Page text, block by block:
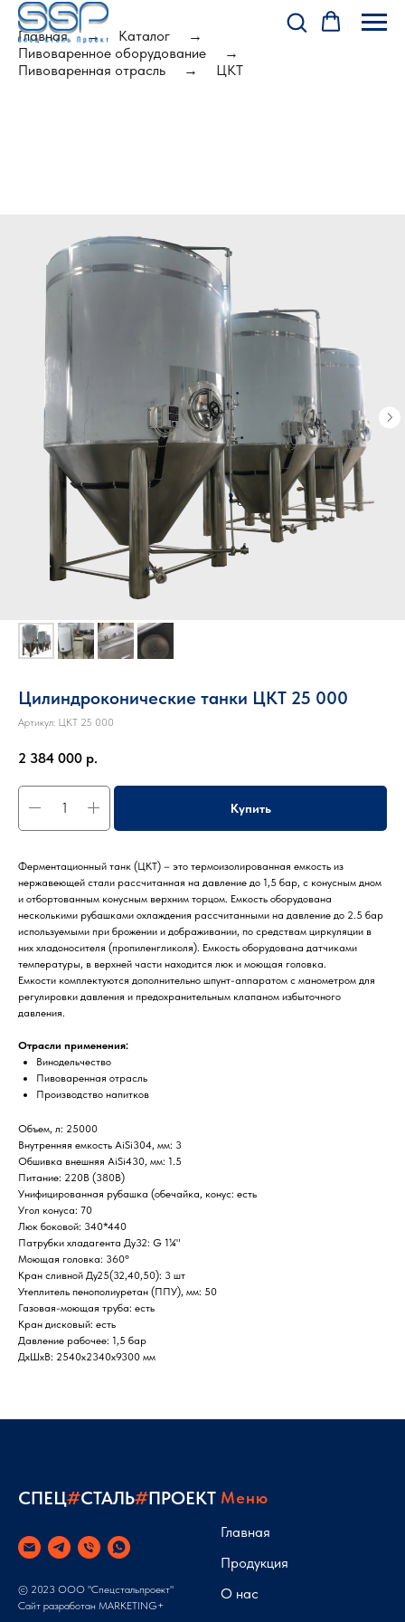
Главная
Каталог
Пивоваренное оборудование
Пивоваренная отрасль
ЦКТ
Цилиндроконические танки ЦКТ 25 000
Артикул: ЦКТ 25 000
2 384 000 р.
Купить
Ферментационный танк (ЦКТ) – это термоизолированная емкость из
нержавеющей стали рассчитанная на давление до 1,5 бар, с конусным дном
и отбортованным конусным верхним торцом. Емкость оборудована
несколькими рубашками охлаждения рассчитанными на давление до 2.5 бар
используемыми при брожении и дображивании, по средствам циркуляции в
них хладоносителя (пропиленгликоля). Емкость оборудована датчиками
температуры, в верхней части находится люк и моющая головка.
Емкости комплектуются дополнительно шпунт-аппаратом с манометром для
регулировки давления и предохранительным клапаном избыточного
давления.
Отрасли применения:
Винодельчество
Пивоваренная отрасль
Производство напитков
Объем, л: 25000
Внутренняя емкость AiSi304, мм: 3
Обшивка внешняя AiSi430, мм: 1.5
Питание: 220В (380В)
Унифицированная рубашка (обечайка, конус: есть
Угол конуса: 70
Люк боковой: 340*440
Патрубки хладагента Ду32: G 1¼"
Моющая головка: 360°
Кран сливной Ду25(32,40,50): 3 шт
Утеплитель пенополиуретан (ППУ), мм: 50
Газовая-моющая труба: есть
Кран дисковый: есть
Давление рабочее: 1,5 бар
ДxШxВ: 2540x2340x9300 мм
СПЕЦ#СТАЛЬ#ПРОЕКТ
© 2023 ООО "Спецстальпроект"
Сайт разработан MARKETING+
Меню
Главная
Продукция
О нас